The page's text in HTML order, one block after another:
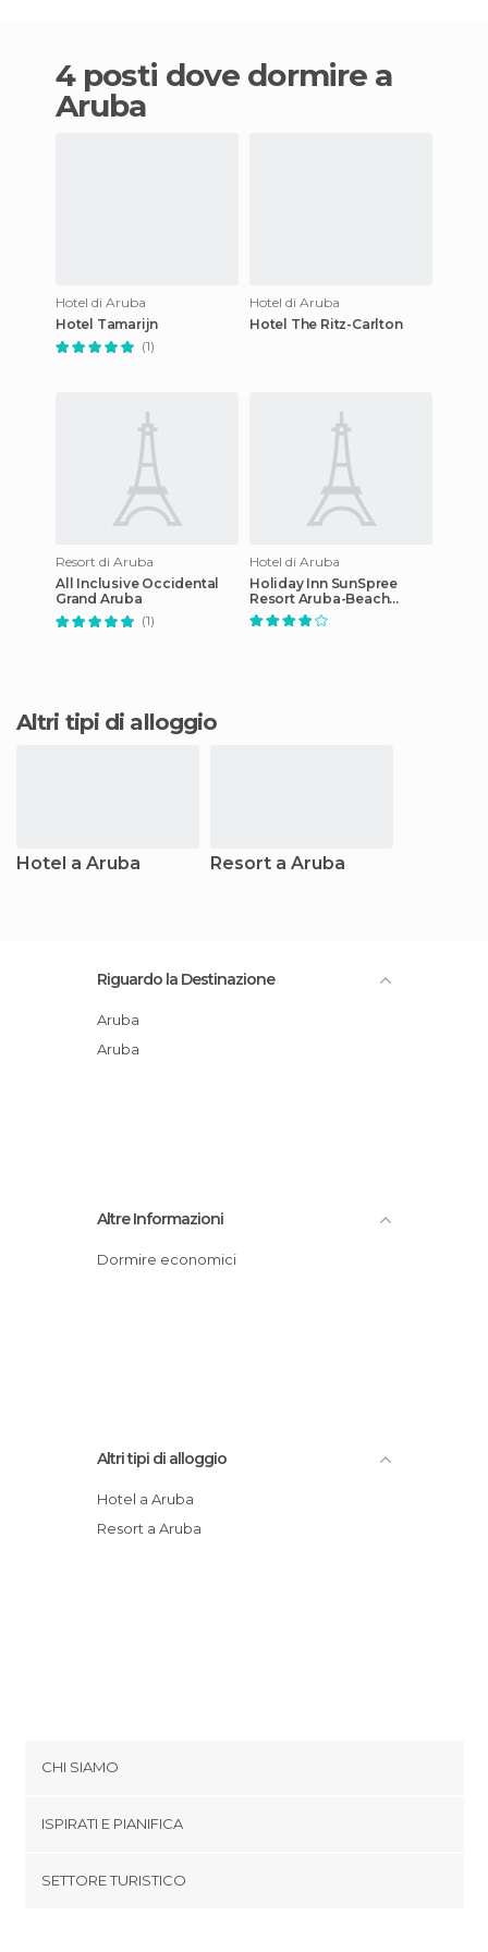
4 posti dove dormire a
Aruba
Hotel di Aruba
Hotel Tamarijn
(1)
Hotel di Aruba
Hotel The Ritz-Carlton
Resort di Aruba
All Inclusive Occidental
Grand Aruba
(1)
Hotel di Aruba
Holiday Inn SunSpree
Resort Aruba-Beach
Resort & Casino
Altri tipi di alloggio
Hotel a Aruba Resort a Aruba
Riguardo la Destinazione
Aruba
Aruba
Altre Informazioni
Dormire economici
Altri tipi di alloggio
Hotel a Aruba
Resort a Aruba
CHI SIAMO
Termini e Condizioni
ISPIRATI E PIANIFICA
SETTORE TURISTICO